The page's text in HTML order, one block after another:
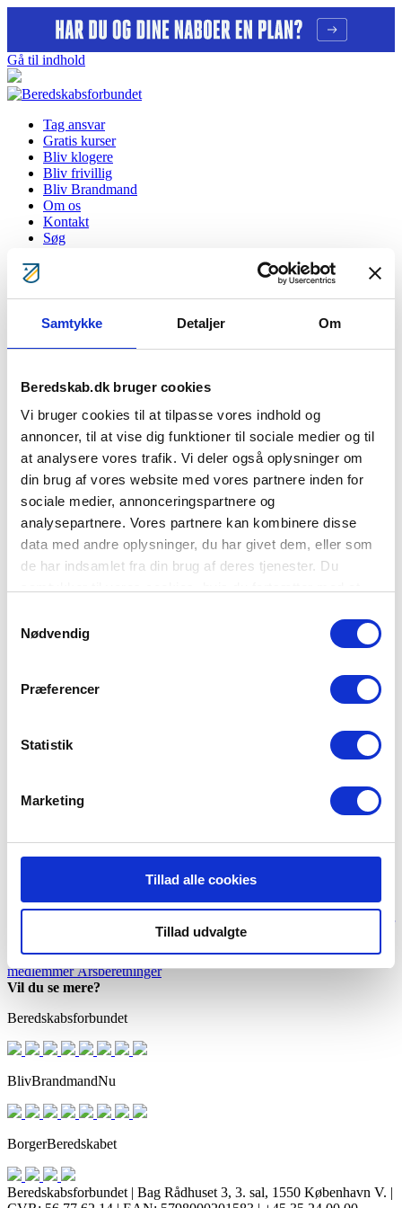
Samtykke Detaljer Om
Beredskab.dk bruger cookies
Vi bruger cookies til at tilpasse vores indhold og
annoncer, til at vise dig funktioner til sociale medier og til
at analysere vores trafik. Vi deler også oplysninger om
din brug af vores website med vores partnere inden for
sociale medier, annonceringspartnere og
analysepartnere. Vores partnere kan kombinere disse
data med andre oplysninger, du har givet dem, eller som
de har indsamlet fra din brug af deres tjenester. Du
Nødvendig
Præferencer
Statistik
Marketing
Tillad alle cookies
Tillad udvalgte
Gå til indhold
Tag ansvar
Gratis kurser
Bliv klogere
Bliv frivillig
Bliv Brandmand
Om os
Kontakt
Søg
E-læring "Kriseparat i 3 døgn"
Introduktion
Før du går i gang
1. Krisen rammer
Hvor finder du information?
2. Vand
Hvor meget vand?
3. Fødevarer
Dit nødlager
Mere inspiration
Kriseparat – klar dig selv i 3 døgn findes som kursus og e-læring.
Vælg det der passer dig bedst.
Mere e-læring - Se også - Kriseparat Klima >
Cookie- og privatlivspolitik
BorgerBeredskabetBlivBrandmandNuBlivFrivilligNuFor
medlemmerÅrsberetninger
Vil du se mere?
Beredskabsforbundet
BlivBrandmandNu
BorgerBeredskabet
Beredskabsforbundet | Bag Rådhuset 3, 3. sal, 1550 København V. |